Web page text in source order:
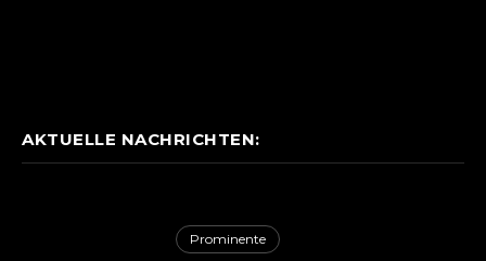
AKTUELLE NACHRICHTEN:
Prominente